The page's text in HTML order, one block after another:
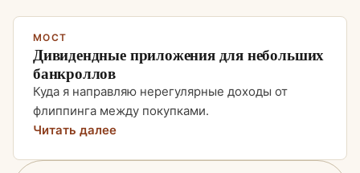
МОСТ
Дивидендные приложения для небольших
банкроллов
Куда я направляю нерегулярные доходы от
флиппинга между покупками.
Читать далее